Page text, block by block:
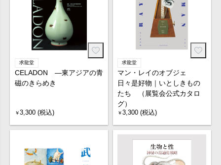
求龍堂
CELADON ―東アジアの青
磁のきらめき
￥3,300 (税込)
求龍堂
マン・レイのオブジェ
日々是好物｜いとしきもの
たち （展覧会公式カタロ
グ）
￥3,300 (税込)